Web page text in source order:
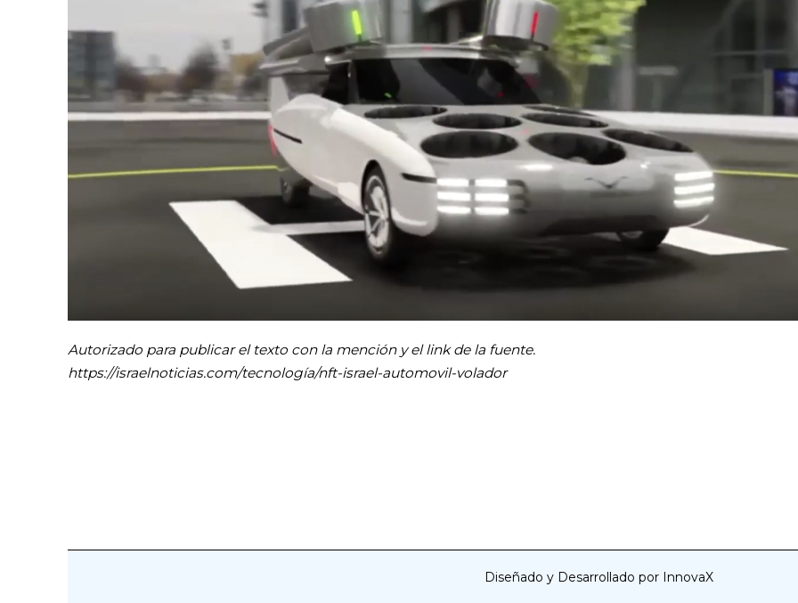
Autorizado para publicar el texto con la mención y el link de la fuente.
https://israelnoticias.com/tecnología/nft-israel-automovil-volador
Diseñado y Desarrollado por InnovaX